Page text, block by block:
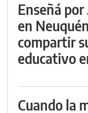
Enseñá
en
compartir
educativo
Cuando la